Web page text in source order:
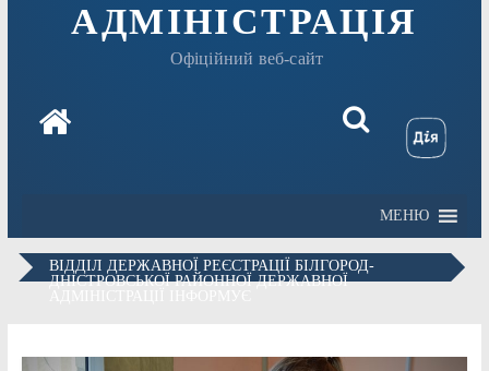
АДМІНІСТРАЦІЯ
Офіційний веб-сайт
МЕНЮ
ВІДДІЛ ДЕРЖАВНОЇ РЕЄСТРАЦІЇ БІЛГОРОД-
ДНІСТРОВСЬКОЇ РАЙОННОЇ ДЕРЖАВНОЇ